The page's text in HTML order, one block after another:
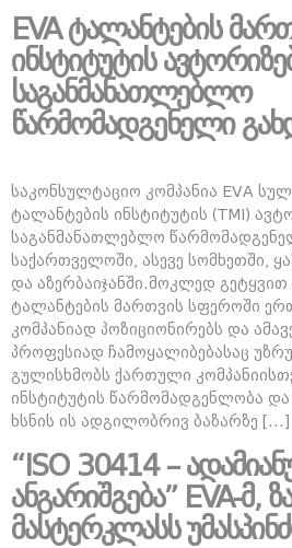
EVA ტალანტების
ინსტიტუტის
საგანმანათლებლო
წარმომადგენელი
საკონსულტაციო კომპანია EVA
ტალანტების ინსტიტუტის (TMI)
საგანმანათლებლო
საქართველოში, ასევე სომხეთში,
და აზერბაიჯანში.მოკლედ გეტყვით
ტალანტების მართვის სფეროში
კომპანიად პოზიციონირებს და
პროფესიად ჩამოყალიბებასაც
გულისხმობს ქართული
ინსტიტუტის წარმომადგენლობა
ხსნის ის ადგილობრივ ბაზარზე […]
“ISO 30414 –
ანგარიშგება” EVA-მ,
მასტერკლასს